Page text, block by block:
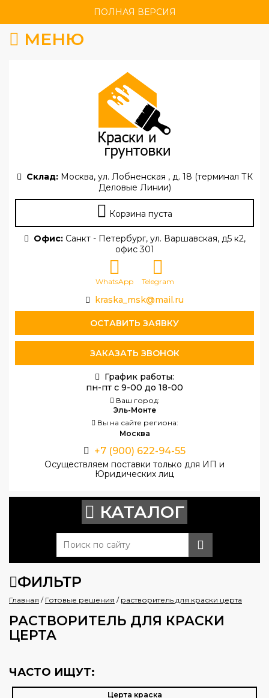
ПОЛНАЯ ВЕРСИЯ
МЕНЮ
Склад:Москва, ул. Лобненская , д. 18 (терминал ТК
Деловые Линии)
Корзина пуста
Офис:Санкт - Петербург, ул. Варшавская, д5 к2,
офис 301
WhatsApp Telegram
kraska_msk@mail.ru
ОСТАВИТЬ ЗАЯВКУ
ЗАКАЗАТЬ ЗВОНОК
График работы:
пн-пт с 9-00 до 18-00
Ваш город:
Эль-Монте
Вы на сайте региона:
Москва
+7 (900) 622-94-55
Осуществляем поставки только для ИП и
Юридических лиц
КАТАЛОГ
ФИЛЬТР
Главная / Готовые решения / растворитель для краски церта
РАСТВОРИТЕЛЬ ДЛЯ КРАСКИ
ЦЕРТА
ЧАСТО ИЩУТ:
Церта краска